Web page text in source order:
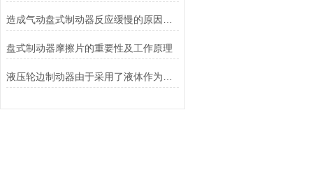
盘式制动器摩擦片的重要性及工作原理